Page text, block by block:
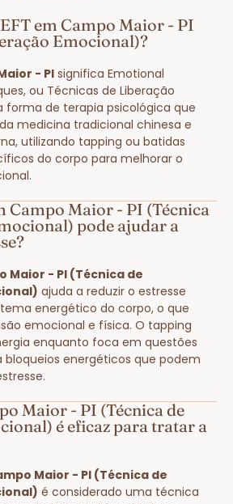
em Campo Maior - PI
Emocional)?
- PI significa Emotional
ou Técnicas de Liberação
forma de terapia psicológica que
medicina tradicional chinesa e
utilizando tapping ou batidas
do corpo para melhorar o
Campo Maior - PI (Técnica
pode ajudar a
Maior - PI (Técnica de
ajuda a reduzir o estresse
energético do corpo, o que
emocional e física. O tapping
enquanto foca em questões
bloqueios energéticos que podem
Maior - PI (Técnica de
é eficaz para tratar a
Maior - PI (Técnica de
é considerado uma técnica